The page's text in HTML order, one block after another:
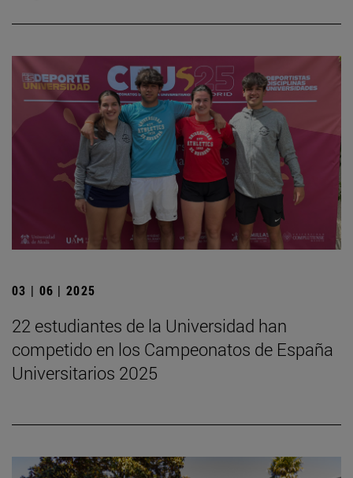
03 | 06 | 2025
22 estudiantes de la Universidad han
competido en los Campeonatos de España
Universitarios 2025